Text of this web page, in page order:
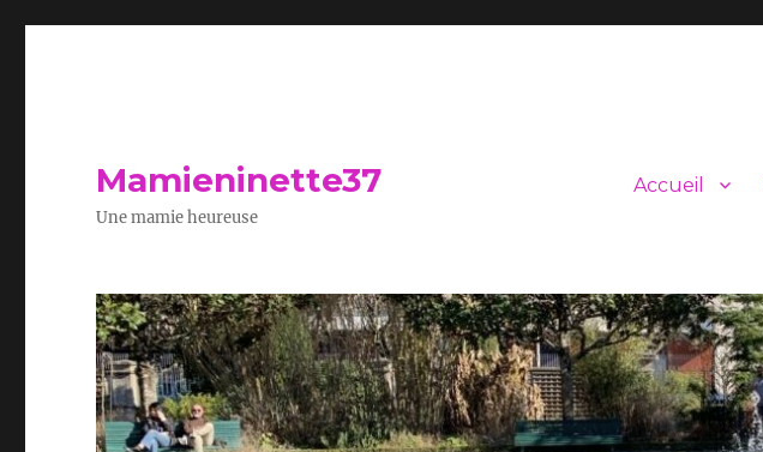
Mamieninette37
Une mamie heureuse
Accueil